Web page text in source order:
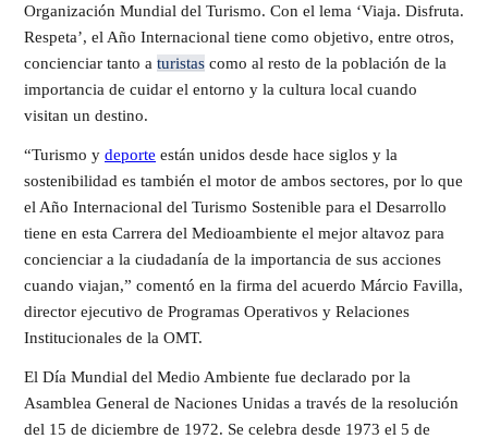
Organización Mundial del Turismo. Con el lema ‘Viaja. Disfruta.
Respeta’, el Año Internacional tiene como objetivo, entre otros,
concienciar tanto a turistas como al resto de la población de la
importancia de cuidar el entorno y la cultura local cuando
visitan un destino.
“Turismo y deporte están unidos desde hace siglos y la
sostenibilidad es también el motor de ambos sectores, por lo que
el Año Internacional del Turismo Sostenible para el Desarrollo
tiene en esta Carrera del Medioambiente el mejor altavoz para
concienciar a la ciudadanía de la importancia de sus acciones
cuando viajan,” comentó en la firma del acuerdo Márcio Favilla,
director ejecutivo de Programas Operativos y Relaciones
Institucionales de la OMT.
El Día Mundial del Medio Ambiente fue declarado por la
Asamblea General de Naciones Unidas a través de la resolución
del 15 de diciembre de 1972. Se celebra desde 1973 el 5 de